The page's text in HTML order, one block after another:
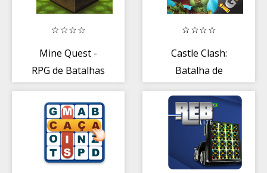
Mine Quest -
RPG de Batalhas
Castle Clash:
Batalha de